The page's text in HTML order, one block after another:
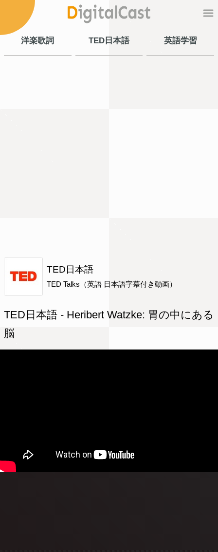
洋楽歌詞 TED日本語 英語学習
TED日本語
TED Talks（英語 日本語字幕付き動画）
TED日本語 - Heribert Watzke: 胃の中にある
脳